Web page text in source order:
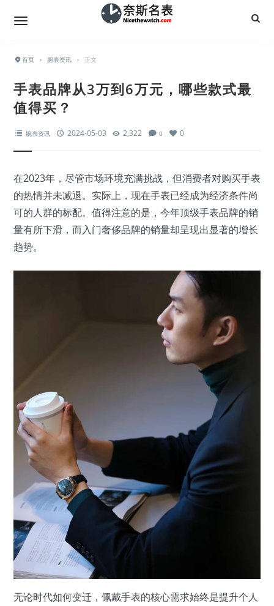
首页 › 腕表资讯 › 正文
手表品牌从3万到6万元，哪些款式最
值得买？
腕表资讯 2024-05-03 2,322 0 0
在2023年，尽管市场环境充满挑战，但消费者对购买手表
的热情并未减退。实际上，现在手表已经成为经济条件尚
可的人群的标配。值得注意的是，今年顶级手表品牌的销
量有所下滑，而入门奢侈品牌的销量却呈现出显著的增长
趋势。
无论时代如何变迁，佩戴手表的核心需求始终是提升个人